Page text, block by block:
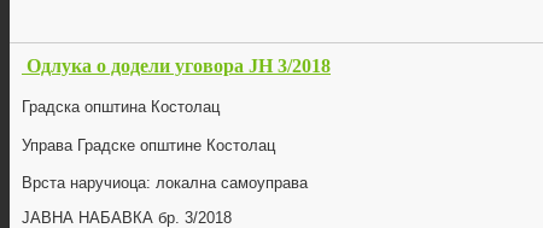
Одлука о додели уговора ЈН 3/2018
Градска општина Костолац
Управа Градске општине Костолац
Врста наручиоца: локална самоуправа
ЈАВНА НАБАВКА бр. 3/2018